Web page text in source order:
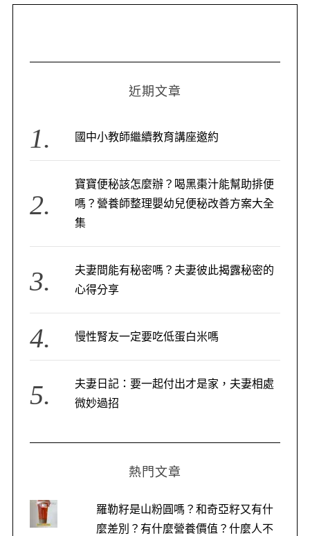
近期文章
國中小教師繼續教育講座邀約
寶寶便秘該怎麼辦？喝黑棗汁能幫助排便
嗎？營養師整理嬰幼兒便秘改善方案大全
集
夫妻間能有秘密嗎？夫妻彼此揭露秘密的
心得分享
慢性腎友一定要吃低蛋白米嗎
夫妻日記：要一起付出才是家，夫妻相處
微妙過招
熱門文章
羅勒籽是山粉圓嗎？和奇亞籽又有什
麼差別？有什麼營養價值？什麼人不
r
c